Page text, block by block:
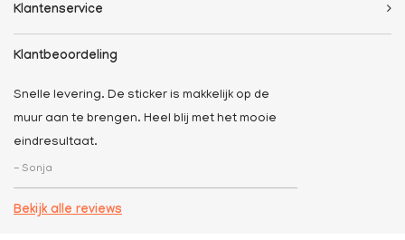
Klantenservice
Klantbeoordeling
Snelle levering. De sticker is makkelijk op de
muur aan te brengen. Heel blij met het mooie
eindresultaat.
- Sonja
Bekijk alle reviews